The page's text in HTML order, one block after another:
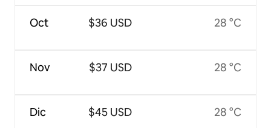
Oct
Nov
Dic
$36 USD
$37 USD
$45 USD
28 °C
28 °C
28 °C